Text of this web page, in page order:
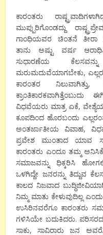
ಕಾರಂತರು
ಮುಪ್ಪುರಿಗೊಂಡದ್ದು
ಗಾಂಧಿಯವರ ಚಿಂತನೆ ತೀರಾ
ತಾನು ಅಷ್ಟು ವರ್ಷ
ಸುಧಾರಣೆಯ
ಮರುಮದುವೆಯಾಗಬೇಕು,
ಕಾರಂತರ
ವಿಧವೆಯರು ಮಾತ್ರ ಏಕೆ,
ಕೂಪದಿಂದ ಹೊರಬಂದು
ಅಂತರ್ಜಾತೀಯ ವಿವಾಹ,
ಪ್ರವೇಶ ಮುಂತಾದ ಯಾವ
ಕಾರಂತರು ಎಂದೂ ತಮ್ಮ
ಸಮಾಜವನ್ನು ಧಿಕ್ಕರಿಸಿ
ಒಳಗಿದ್ದೇ ಜನರನ್ನು ತಿದ್ದುವ
ಕಾಲದ ನಿಜವಾದ
ನಿಮ್ಮ ಮಾತು ಕೇಳುವುದಿಲ್ಲ
ಉಸಿರಿನವರೆಗೂ ಕಾರಂತರು
ಗಳಿಸಿಯೇ ಬದುಕಿದರು.
ಸಾಕು, ಸಾವಿರಾರು ಜನ